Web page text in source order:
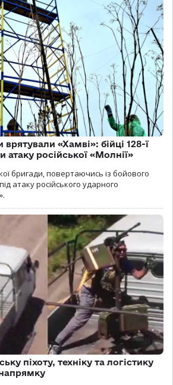
врятували «Хамві»: бійці 128-ї
російської «Молнії»
бригади, повертаючись із бойового
атаку російського ударного
піхоту, техніку та логістику